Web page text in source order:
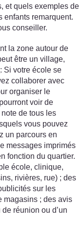
et quels exemples de
enfants remarquent.
conseiller.
la zone autour de
être un village,
: Si votre école se
collaborer avec
organiser le
voir de
de tous les
vous pouvez
un parcours en
messages imprimés
fonction du quartier.
école, clinique,
rivières, rue) ; des
sur les
magasins ; des avis
réunion ou d’un